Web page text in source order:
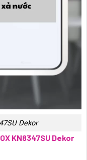
Dekor
KN8347SU Dekor